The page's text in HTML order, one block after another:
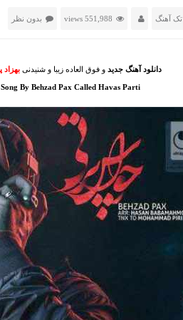
تک آهنگ 551,988 views بدون نظر
دانلود آهنگ جدید و فوق العاده زیبا و شنیدنی
By Behzad Pax Called Havas Parti